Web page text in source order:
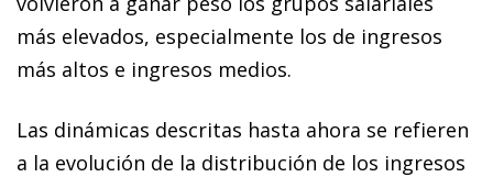
más elevados, especialmente los de ingresos
más altos e ingresos medios.
Las dinámicas descritas hasta ahora se refieren
a la evolución de la distribución de los ingresos